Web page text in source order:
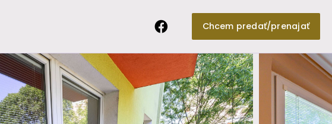
Chcem predať/prenajať